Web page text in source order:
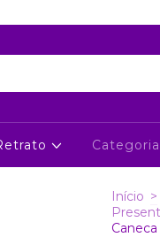
Categoria
Início >